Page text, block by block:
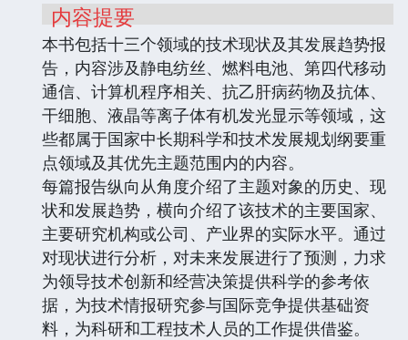
内容提要
本书包括十三个领域的技术现状及其发展趋势报
告，内容涉及静电纺丝、燃料电池、第四代移动
通信、计算机程序相关、抗乙肝病药物及抗体、
干细胞、液晶等离子体有机发光显示等领域，这
些都属于国家中长期科学和技术发展规划纲要重
点领域及其优先主题范围内的内容。
每篇报告纵向从角度介绍了主题对象的历史、现
状和发展趋势，横向介绍了该技术的主要国家、
主要研究机构或公司、产业界的实际水平。通过
对现状进行分析，对未来发展进行了预测，力求
为领导技术创新和经营决策提供科学的参考依
据，为技术情报研究参与国际竞争提供基础资
料，为科研和工程技术人员的工作提供借鉴。